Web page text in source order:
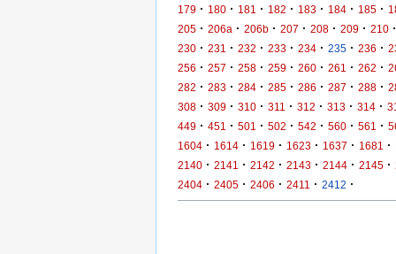
179 · 180 · 181 · 182 · 183 · 184 · 185 ·
205 · 206a · 206b · 207 · 208 · 209 · 210 ·
230 · 231 · 232 · 233 · 234 · 235 · 236 ·
256 · 257 · 258 · 259 · 260 · 261 · 262 ·
282 · 283 · 284 · 285 · 286 · 287 · 288 ·
308 · 309 · 310 · 311 · 312 · 313 · 314 ·
449 · 451 · 501 · 502 · 542 · 560 · 561 ·
1604 · 1614 · 1619 · 1623 · 1637 · 1681 ·
2140 · 2141 · 2142 · 2143 · 2144 · 2145 ·
2404 · 2405 · 2406 · 2411 · 2412 ·